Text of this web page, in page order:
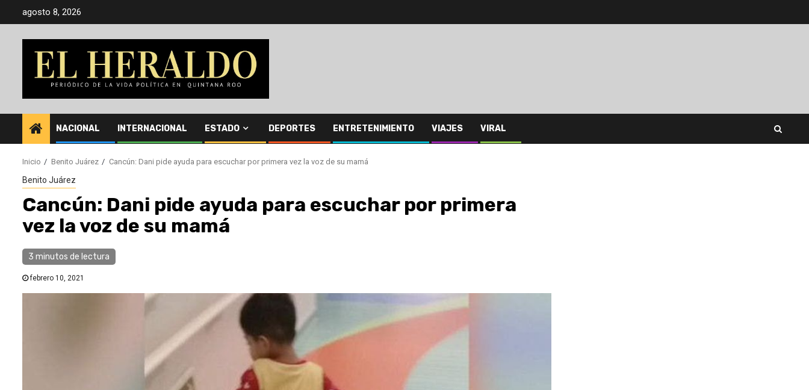
agosto 8, 2026
NACIONAL INTERNACIONAL ESTADO DEPORTES ENTRETENIMIENTO VIAJES VIRAL
Inicio Benito Juárez Cancún: Dani pide ayuda para escuchar por primera vez la voz de su mamá
Benito Juárez
Cancún: Dani pide ayuda para escuchar por primera
vez la voz de su mamá
3 minutos de lectura
febrero 10, 2021